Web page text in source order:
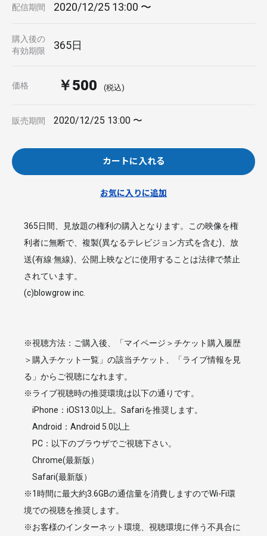
配信期間 2020/12/25 13:00 〜
購入後の
有効期限
365日
価格 ￥500 (税込)
販売期間 2020/12/25 13:00 〜
カートに入れる
お買い物を続ける カートへ進む
お気に入りに追加
365日間、見放題の権利の購入となります。この映像を権
利者に無断で、複製(異なるテレビジョン方式を含む)、放
送(有線·無線)、公開上映などに使用することは法律で禁止
されています。
(c)blowgrow inc.
※視聴方法：ご購入後、「マイページ＞チケット購入履歴
＞購入チケット一覧」の該当チケット、「ライブ情報を見
る」からご視聴になれます。
※ライブ視聴時の推奨環境は以下の通りです。
iPhone：iOS13.0以上。Safariを推奨します。
Android：Android 5.0以上
PC：以下のブラウザでご視聴下さい。
Chrome(最新版）
Safari(最新版）
※1時間に最大約3.6GBの通信量を消費しますのでWi-Fi環
境での視聴を推奨します。
※お客様のインターネット環境、視聴環境に伴う不具合に